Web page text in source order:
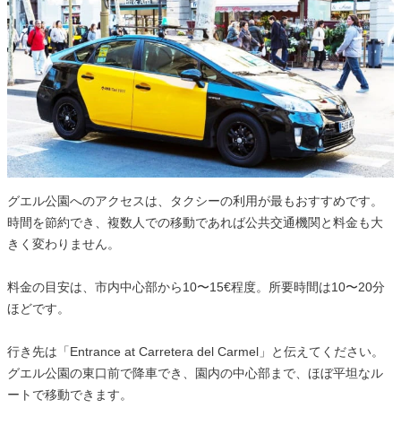
グエル公園へのアクセスは、タクシーの利用が最もおすすめです。
時間を節約でき、複数人での移動であれば公共交通機関と料金も大
きく変わりません。
料金の目安は、市内中心部から10〜15€程度。所要時間は10〜20分
ほどです。
行き先は「Entrance at Carretera del Carmel」と伝えてください。
グエル公園の東口前で降車でき、園内の中心部まで、ほぼ平坦なル
ートで移動できます。